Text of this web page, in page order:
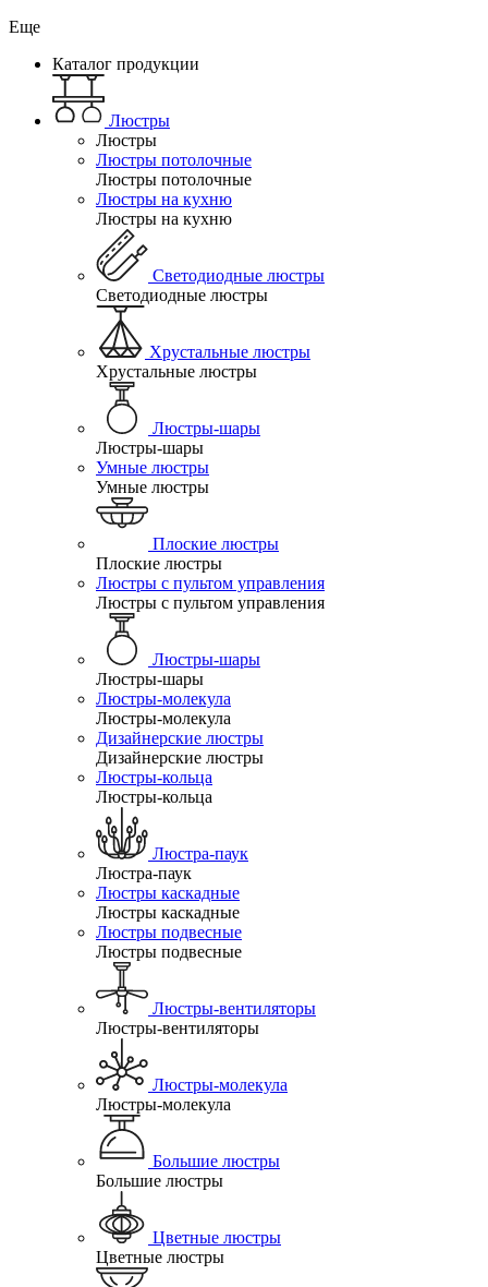
Еще
Каталог продукции
Люстры
Люстры
Люстры потолочные
Люстры потолочные
Люстры на кухню
Люстры на кухню
Светодиодные люстры
Светодиодные люстры
Хрустальные люстры
Хрустальные люстры
Люстры-шары
Люстры-шары
Умные люстры
Умные люстры
Плоские люстры
Плоские люстры
Люстры с пультом управления
Люстры с пультом управления
Люстры-шары
Люстры-шары
Люстры-молекула
Люстры-молекула
Дизайнерские люстры
Дизайнерские люстры
Люстры-кольца
Люстры-кольца
Люстра-паук
Люстра-паук
Люстры каскадные
Люстры каскадные
Люстры подвесные
Люстры подвесные
Люстры-вентиляторы
Люстры-вентиляторы
Люстры-молекула
Люстры-молекула
Большие люстры
Большие люстры
Цветные люстры
Цветные люстры